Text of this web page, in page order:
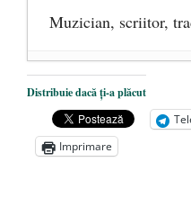
Muzician, scriitor,
Despre rock şi
zboară se
„Arest” –
octombrie 2019
Distribuie dacă ți-a plăcut
Imprimare